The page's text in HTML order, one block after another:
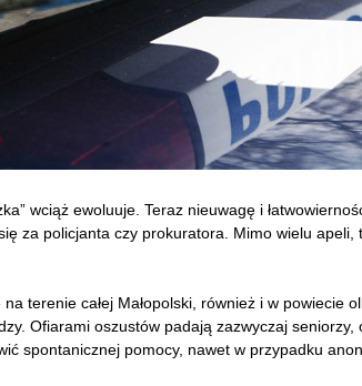
wciąż ewoluuje. Teraz nieuwagę i
za policjanta czy prokuratora. Mimo wielu apeli,
terenie całej Małopolski, również i w powiecie
Ofiarami oszustów padają zazwyczaj
spontanicznej pomocy, nawet w przypadku